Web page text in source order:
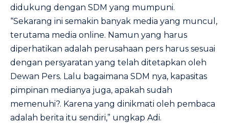
didukung dengan SDM yang mumpuni.
“Sekarang ini semakin banyak media yang muncul,
terutama media online. Namun yang harus
diperhatikan adalah perusahaan pers harus sesuai
dengan persyaratan yang telah ditetapkan oleh
Dewan Pers. Lalu bagaimana SDM nya, kapasitas
pimpinan medianya juga, apakah sudah
memenuhi?. Karena yang dinikmati oleh pembaca
adalah berita itu sendiri,” ungkap Adi.